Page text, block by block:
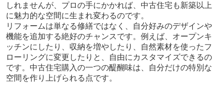
しれませんが、プロの手にかかれば、中古住宅も新築以上
に魅力的な空間に生まれ変わるのです。
リフォームは単なる修繕ではなく、自分好みのデザインや
機能を追加する絶好のチャンスです。例えば、オープンキ
ッチンにしたり、収納を増やしたり、自然素材を使ったフ
ローリングに変更したりと、自由にカスタマイズできるの
です。中古住宅購入の一つの醍醐味は、自分だけの特別な
空間を作り上げられる点です。